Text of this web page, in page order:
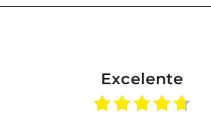
Excelente